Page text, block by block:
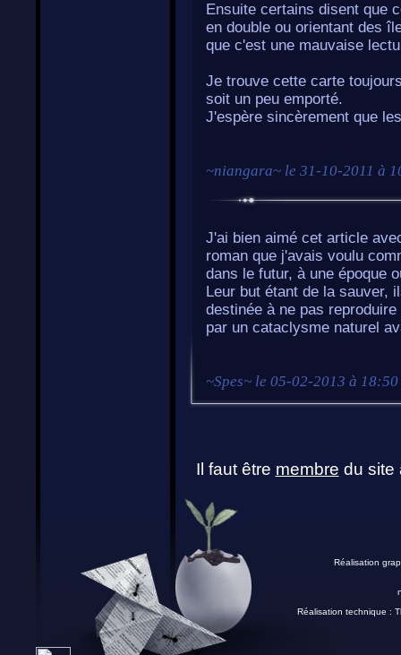
Ensuite certains disent que
en double ou orientant des
que c'est une mauvaise
Je trouve cette carte
soit un peu emporté.
J'espère sincèrement que
~niangara~ le 31-10-2011 à
J'ai bien aimé cet article
roman que j'avais voulu
dans le futur, à une époque
Leur but étant de la sauver,
destinée à ne pas
par un cataclysme naturel
~Spes~ le 05-02-2013 à 18:50
Il faut être membre du site
Réalisation
Réalisation technique :